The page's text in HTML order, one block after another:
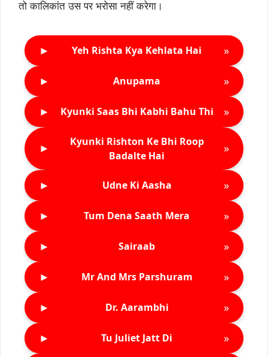
तो कालिकांत उस पर भरोसा नहीं करेगा।
► Yeh Rishta Kya Kehlata Hai »
► Anupama »
► Kyunki Saas Bhi Kabhi Bahu Thi »
►
Kyunki Rishton Ke Bhi Roop
Badalte Hai
»
► Udne Ki Aasha »
► Tum Dena Saath Mera »
► Sairaab »
► Mr And Mrs Parshuram »
► Dr. Aarambhi »
► Tu Juliet Jatt Di »